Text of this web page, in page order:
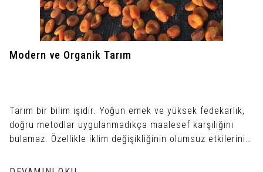
Modern ve Organik Tarım
Tarım bir bilim işidir. Yoğun emek ve yüksek fedekarlık,
doğru metodlar uygulanmadıkça maalesef karşılığını
bulamaz. Özellikle iklim değişikliğinin olumsuz etkilerinin
gittikçe zorlaştığı çağımızda; modern, sürüdürebilir,